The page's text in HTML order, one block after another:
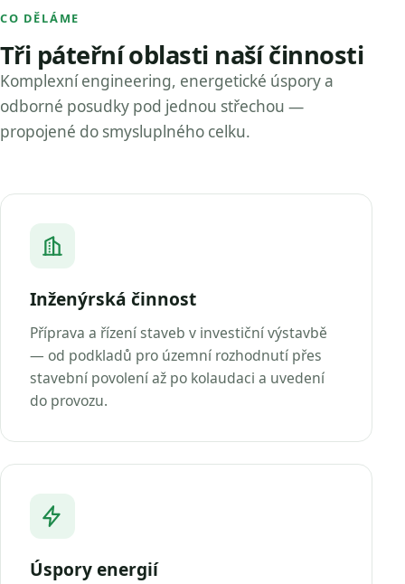
CO DĚLÁME
Tři páteřní oblasti naší činnosti
Komplexní engineering, energetické úspory a
odborné posudky pod jednou střechou —
propojené do smysluplného celku.
Inženýrská činnost
Příprava a řízení staveb v investiční výstavbě
— od podkladů pro územní rozhodnutí přes
stavební povolení až po kolaudaci a uvedení
do provozu.
Úspory energií